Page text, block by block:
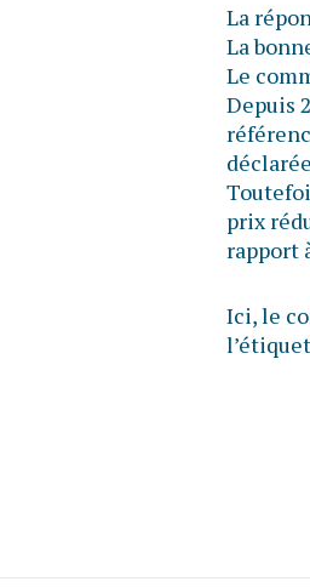
La
La
Le
Depuis
prix
rapport
Ici, le